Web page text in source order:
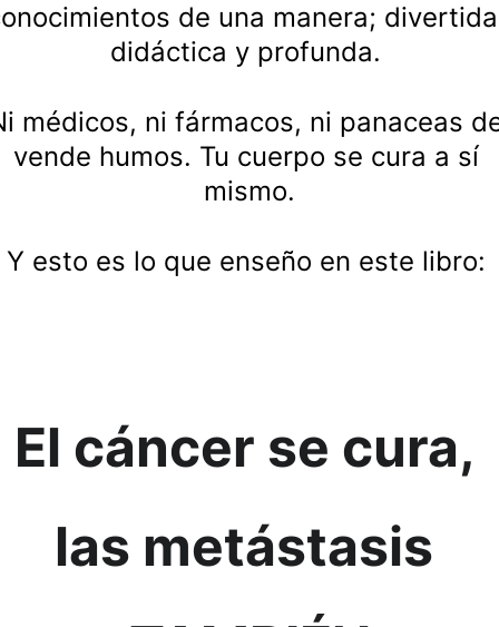
de una manera;
didáctica y profunda.
médicos, ni fármacos, ni panaceas
vende humos. Tu cuerpo se cura a sí
mismo.
Y esto es lo que enseño en este libro:
El cáncer se cura,
las metástasis